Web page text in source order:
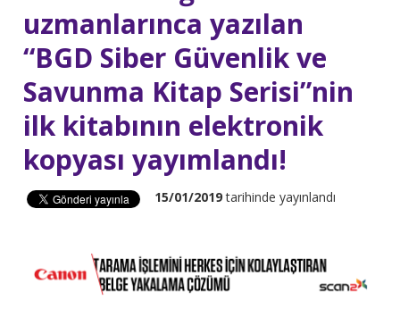
uzmanlarınca yazılan
“BGD Siber Güvenlik ve
Savunma Kitap Serisi”nin
ilk kitabının elektronik
kopyası yayımlandı!
15/01/2019tarihinde yayınlandı